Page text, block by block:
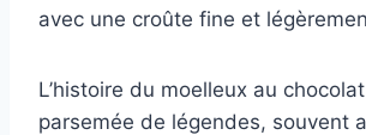
avec une croûte fine et
L’histoire du moelleux au
parsemée de légendes, souvent